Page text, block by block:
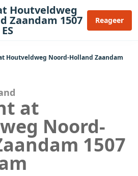
Houtveldweg
Zaandam 1507
ES
Reageer
Houtveldweg Noord-Holland Zaandam
at
Noord-
1507